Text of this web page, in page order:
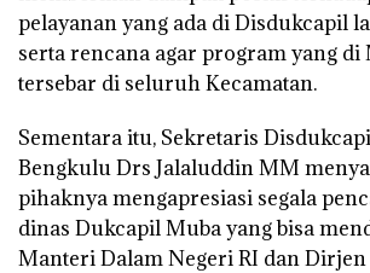
pelayanan yang ada di Disdukcapil
serta rencana agar program yang di
tersebar di seluruh Kecamatan.
Sementara itu, Sekretaris
Bengkulu Drs Jalaluddin MM
pihaknya mengapresiasi segala
dinas Dukcapil Muba yang bisa
Manteri Dalam Negeri RI dan Dirjen